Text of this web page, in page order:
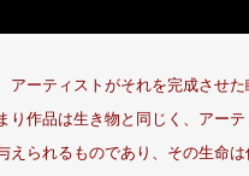
アーティストがそれを完成させ
り作品は生き物と同じく、アー
えられるものであり、その生命